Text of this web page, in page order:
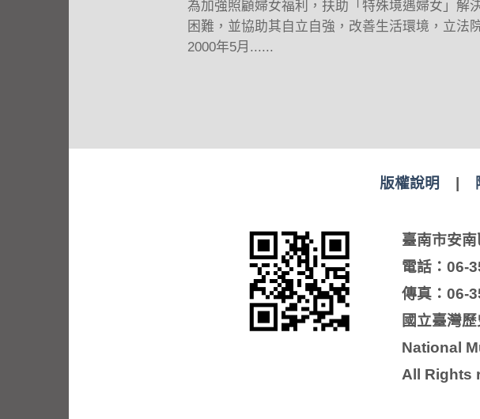
為加強照顧婦女福利，扶助「特殊境遇婦女」解
困難，並協助其自立自強，改善生活環境，立法
2000年5月......
版權說明 |
臺南市安
電話：06-
傳真：06-
國立臺灣
National
All Rights